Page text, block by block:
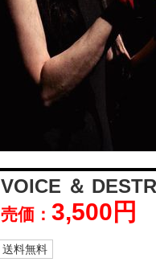
VOICE ＆
売価： 3,500円
送料無料